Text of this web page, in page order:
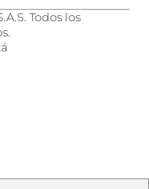
Todos los